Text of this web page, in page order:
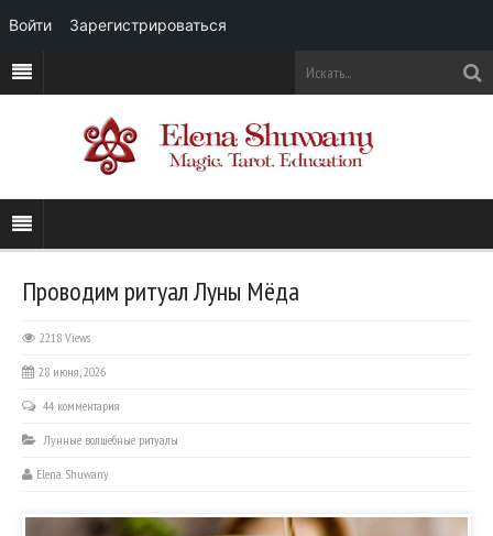
Проводим ритуал Луны Мёда
2218 Views
28 июня, 2026
44 комментария
Лунные волшебные ритуалы
Elena Shuwany
Войти Зарегистрироваться